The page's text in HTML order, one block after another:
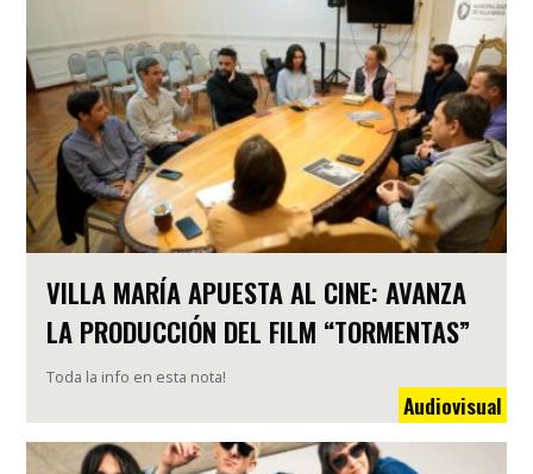
VILLA MARÍA APUESTA AL CINE: AVANZA
LA PRODUCCIÓN DEL FILM “TORMENTAS”
Toda la info en esta nota!
Audiovisual